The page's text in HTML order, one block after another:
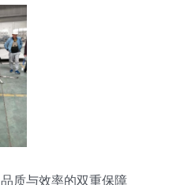
质与效率的双重保障